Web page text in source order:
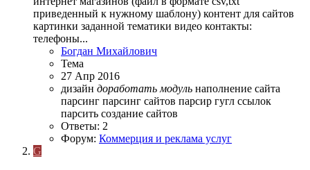
приведенный к нужному шаблону) контент для сайтов
картинки заданной тематики видео контакты:
телефоны...
Богдан Михайлович
Тема
27 Апр 2016
дизайн доработать модуль наполнение сайта
парсинг парсинг сайтов парсир гугл ссылок
парсить создание сайтов
Ответы: 2
Форум: Коммерция и реклама услуг
G